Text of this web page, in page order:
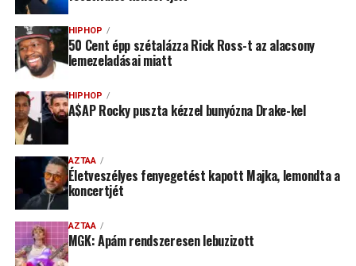
HIPHOP
50 Cent épp szétalázza Rick Ross-t az alacsony
lemezeladásai miatt
HIPHOP
A$AP Rocky puszta kézzel bunyózna Drake-kel
AZTAA
Életveszélyes fenyegetést kapott Majka, lemondta a
koncertjét
AZTAA
MGK: Apám rendszeresen lebuzizott